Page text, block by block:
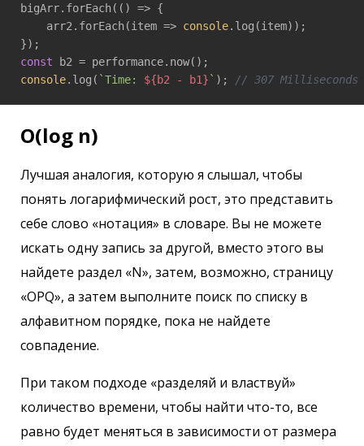
bigArr.forEach( () => {
    arr2.forEach(
item => console.log(item));
const
console.log( `Time: ${b2 - b1}` ); // 307 Milliseconds
O(log n)
Лучшая аналогия, которую я слышал, чтобы
понять логарифмический рост, это представить
себе слово «нотация» в словаре. Вы не можете
искать одну запись за другой, вместо этого вы
найдете раздел «N», затем, возможно, страницу
«OPQ», а затем выполните поиск по списку в
алфавитном порядке, пока не найдете
совпадение.
При таком подходе «разделяй и властвуй»
количество времени, чтобы найти что-то, все
равно будет меняться в зависимости от размера